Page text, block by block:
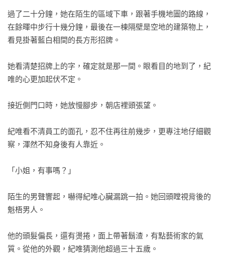
過了二十分鐘，她在陌生的區域下車，跟著手機地圖的路線，
在餘暉中步行十幾分鐘，最後在一棟隔壁是空地的建築物上，
看見掛著藍白相間的長方形招牌。
她看清楚招牌上的字，確定就是那一間。眼看目的地到了，紀
唯的心更加起伏不定。
接近側門口時，她放慢腳步，朝店裡頭張望。
紀唯看不清員工的面孔，忍不住再往前幾步，更專注地仔細觀
察，渾然不知身後有人靠近。
「小姐，有事嗎？」
陌生的男聲響起，嚇得紀唯心臟漏跳一拍。她回頭瞠視背後的
魁梧男人。
他的頭髮偏長，還有燙捲，面上帶著鬍渣，有點藝術家的氣
質。從他的外觀，紀唯猜測他超過三十五歲。